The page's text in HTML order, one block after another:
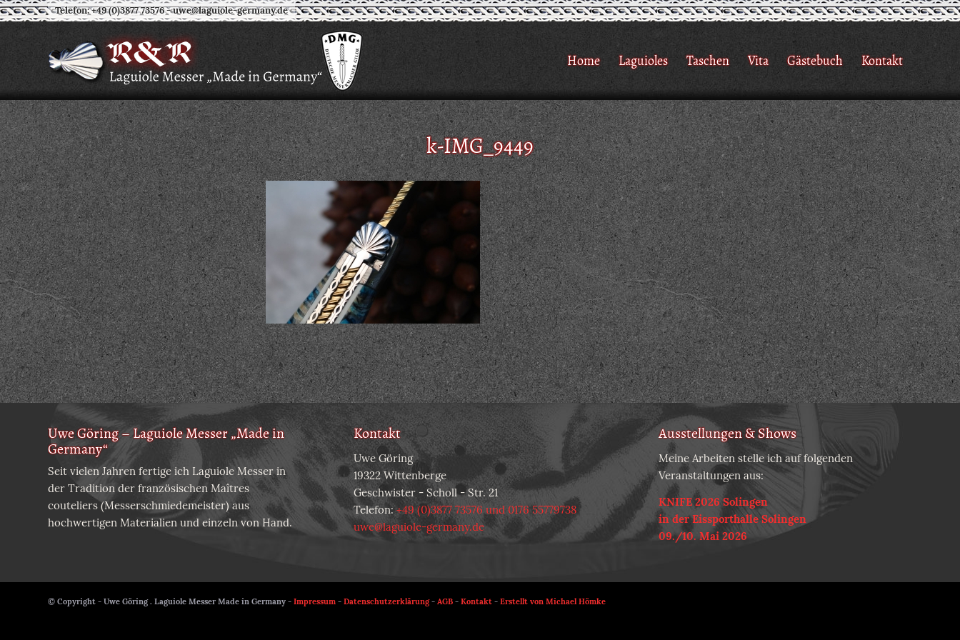
Telefon: +49 (0)3877 73576-uwe@laguiole-germany.de
Home Laguioles Taschen Vita Gästebuch Kontakt
k-IMG_9449
Uwe Göring – Laguiole Messer „Made in
Germany“
Seit vielen Jahren fertige ich Laguiole Messer in
der Tradition der französischen Maîtres
couteliers (Messerschmiedemeister) aus
hochwertigen Materialien und einzeln von Hand.
Kontakt
Uwe Göring
19322 Wittenberge
Geschwister - Scholl - Str. 21
Telefon:+49 (0)3877 73576 und 0176 55779738
uwe@laguiole-germany.de
Ausstellungen & Shows
Meine Arbeiten stelle ich auf folgenden
Veranstaltungen aus:
KNIFE 2026 Solingen
in der Eissporthalle Solingen
09./10. Mai 2026
© Copyright - Uwe Göring . Laguiole Messer Made in Germany - Impressum - Datenschutzerklärung- AGB - Kontakt - Erstellt von Michael Hömke